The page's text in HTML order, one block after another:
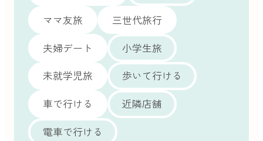
ママ友旅
三世代旅行
夫婦デート
小学生旅
未就学児旅
歩いて行ける
車で行ける
近隣店舗
電車で行ける